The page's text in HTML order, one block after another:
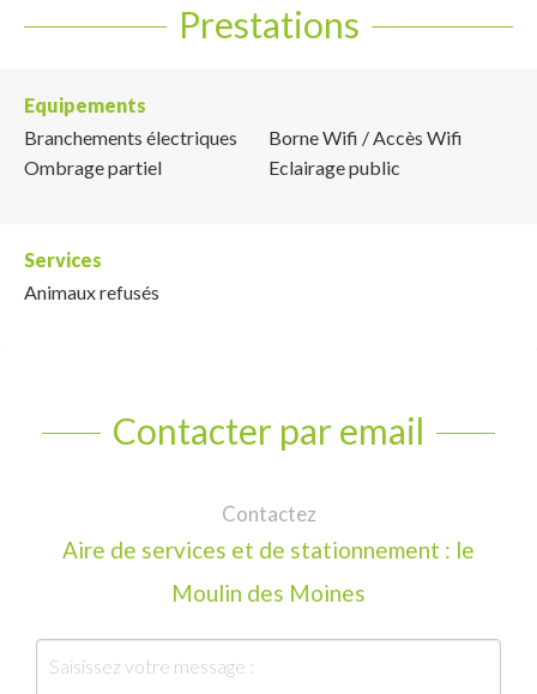
Prestations
Equipements
Branchements électriques
Ombrage partiel
Borne Wifi / Accès Wifi
Eclairage public
Services
Animaux refusés
Contacter par email
Contactez
Aire de services et de stationnement : le
Moulin des Moines